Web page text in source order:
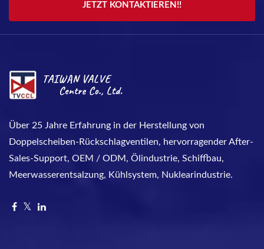
JETZT KONTAKTIEREN!!
Über 25 Jahre Erfahrung in der Herstellung von
Doppelscheiben-Rückschlagventilen, hervorragender After-
Sales-Support, OEM / ODM, Ölindustrie, Schiffbau,
Meerwasserentsalzung, Kühlsystem, Nuklearindustrie.